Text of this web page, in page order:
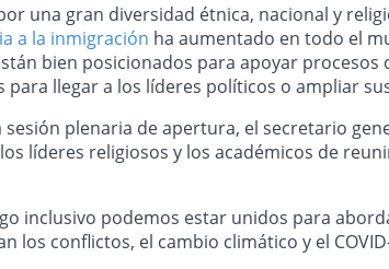
una gran diversidad étnica, nacional y
a la inmigración ha aumentado en todo el
bien posicionados para apoyar
llegar a los líderes políticos o ampliar
plenaria de apertura, el secretario
líderes religiosos y los académicos de
inclusivo podemos estar unidos para
los conflictos, el cambio climático y el